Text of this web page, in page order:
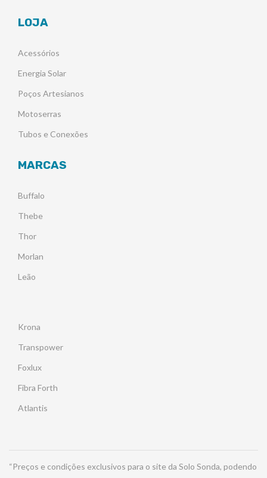
LOJA
Acessórios
Energia Solar
Poços Artesianos
Motoserras
Tubos e Conexões
MARCAS
Buffalo
Thebe
Thor
Morlan
Leão
Krona
Transpower
Foxlux
Fibra Forth
Atlantis
“Preços e condições exclusivos para o site da Solo Sonda, podendo